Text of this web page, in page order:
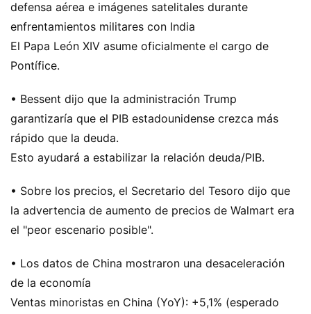
defensa aérea e imágenes satelitales durante
enfrentamientos militares con India
El Papa León XIV asume oficialmente el cargo de
Pontífice.
• Bessent dijo que la administración Trump
garantizaría que el PIB estadounidense crezca más
rápido que la deuda.
Esto ayudará a estabilizar la relación deuda/PIB.
• Sobre los precios, el Secretario del Tesoro dijo que
la advertencia de aumento de precios de Walmart era
el "peor escenario posible".
• Los datos de China mostraron una desaceleración
de la economía
Ventas minoristas en China (YoY): +5,1% (esperado